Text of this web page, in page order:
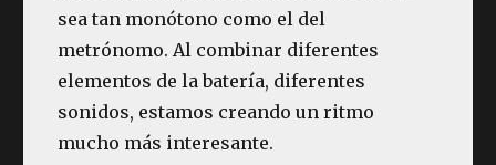
sea tan monótono como el del
metrónomo. Al combinar diferentes
elementos de la batería, diferentes
sonidos, estamos creando un ritmo
mucho más interesante.